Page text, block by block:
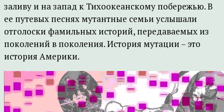
заливу и на запад к Тихоокеанскому побережью. В
ее путевых песнях мутантные семьи услышали
отголоски фамильных историй, передаваемых из
поколений в поколения. История мутации – это
история Америки.